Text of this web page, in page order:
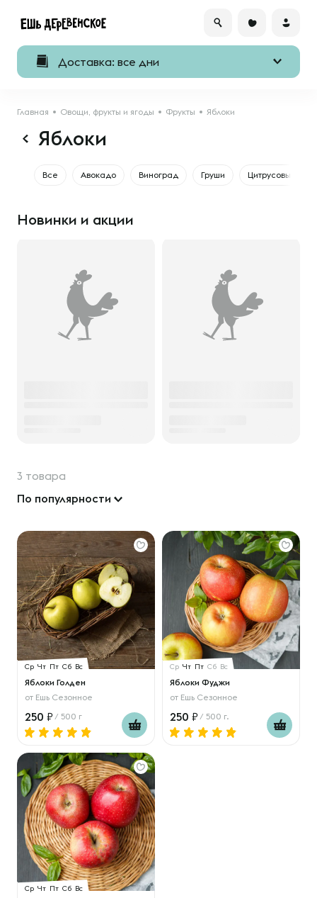
Доставка: все дни
Главная Овощи, фрукты и ягоды Фрукты Яблоки
Яблоки
Все Авокадо Виноград Груши Цитрусовые
Новинки и акции
3 товара
По популярности
Ср Чт Пт Сб Вс
Яблоки Голден
от Ешь Сезонное
250 / 500 г
Ср Чт Пт Сб Вс
Яблоки Фуджи
от Ешь Сезонное
250 / 500 г.
Ср Чт Пт Сб Вс